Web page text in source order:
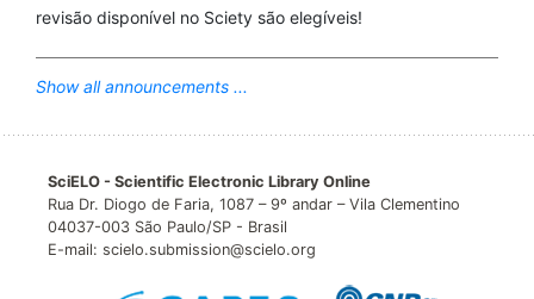
revisão disponível no Sciety são elegíveis!
Show all announcements ...
SciELO - Scientific Electronic Library Online
Rua Dr. Diogo de Faria, 1087 – 9º andar – Vila Clementino
04037-003 São Paulo/SP - Brasil
E-mail: scielo.submission@scielo.org